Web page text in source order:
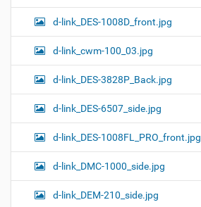
d-link_DES-1008D_front.jpg
d-link_cwm-100_03.jpg
d-link_DES-3828P_Back.jpg
d-link_DES-6507_side.jpg
d-link_DES-1008FL_PRO_front.jpg
d-link_DMC-1000_side.jpg
d-link_DEM-210_side.jpg